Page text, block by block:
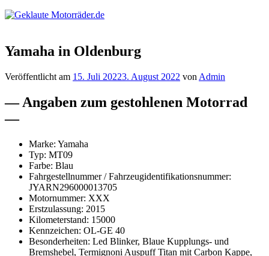
Yamaha in Oldenburg
Veröffentlicht am 15. Juli 20223. August 2022 von Admin
— Angaben zum gestohlenen Motorrad
—
Marke: Yamaha
Typ: MT09
Farbe: Blau
Fahrgestellnummer / Fahrzeugidentifikationsnummer:
JYARN296000013705
Motornummer: XXX
Erstzulassung: 2015
Kilometerstand: 15000
Kennzeichen: OL-GE 40
Besonderheiten: Led Blinker, Blaue Kupplungs- und
Bremshebel, Termignoni Auspuff Titan mit Carbon Kappe,